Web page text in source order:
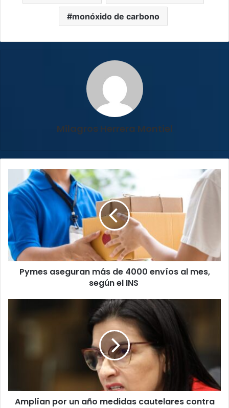
monóxido de carbono
Milagros Herrera Montiel
Pymes
aseguran
más
4000
envíos
al
mes,
según
Pymes aseguran más de 4000 envíos al mes,
según el INS
Esquivel
porAmplían por un año medidas cautelares contra